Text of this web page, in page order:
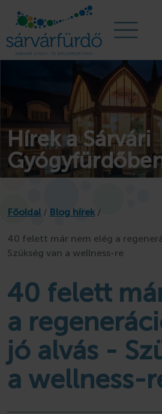
Családi
FÜRDŐ
Medencék
Wellness
AJÁNLATOK
Aktuális ajánlataink
PROGRAMOK
Táborok
Kalóztábor
Gézengúz tábor
Kamasz tábor
Story Camp - Sátortábor
Osztálykirándulás
Játszóház
Programok, hírek
Hírek a Sárvári
Főoldal / Blog hírek /
40 felett már nem elég a
Szükség van a wellness-re
40 felett
a
jó alvás -
a wellness-